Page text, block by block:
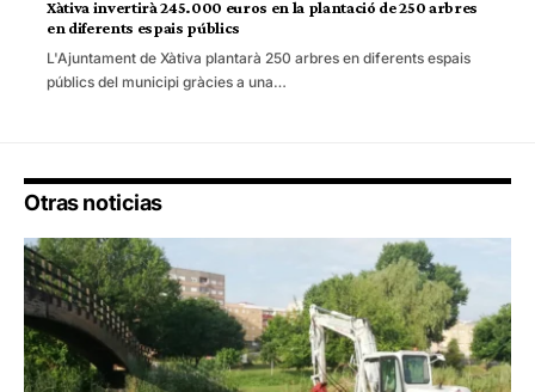
Xàtiva invertirà 245.000 euros en la plantació de 250 arbres
en diferents espais públics
L'Ajuntament de Xàtiva plantarà 250 arbres en diferents espais
públics del municipi gràcies a una…
Otras noticias